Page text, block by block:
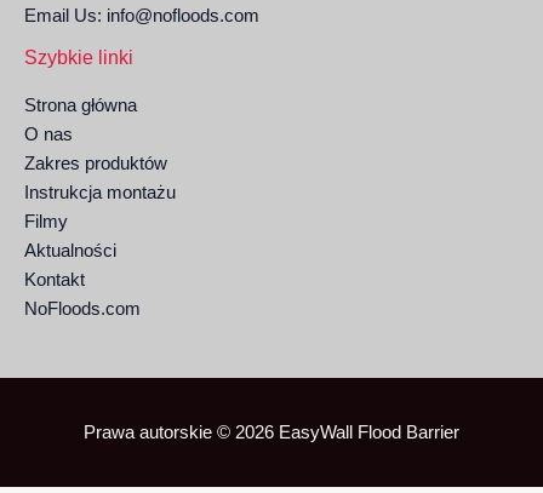
Email Us: info@nofloods.com
Szybkie linki
Strona główna
O nas
Zakres produktów
Instrukcja montażu
Filmy
Aktualności
Kontakt
NoFloods.com
Prawa autorskie © 2026 EasyWall Flood Barrier